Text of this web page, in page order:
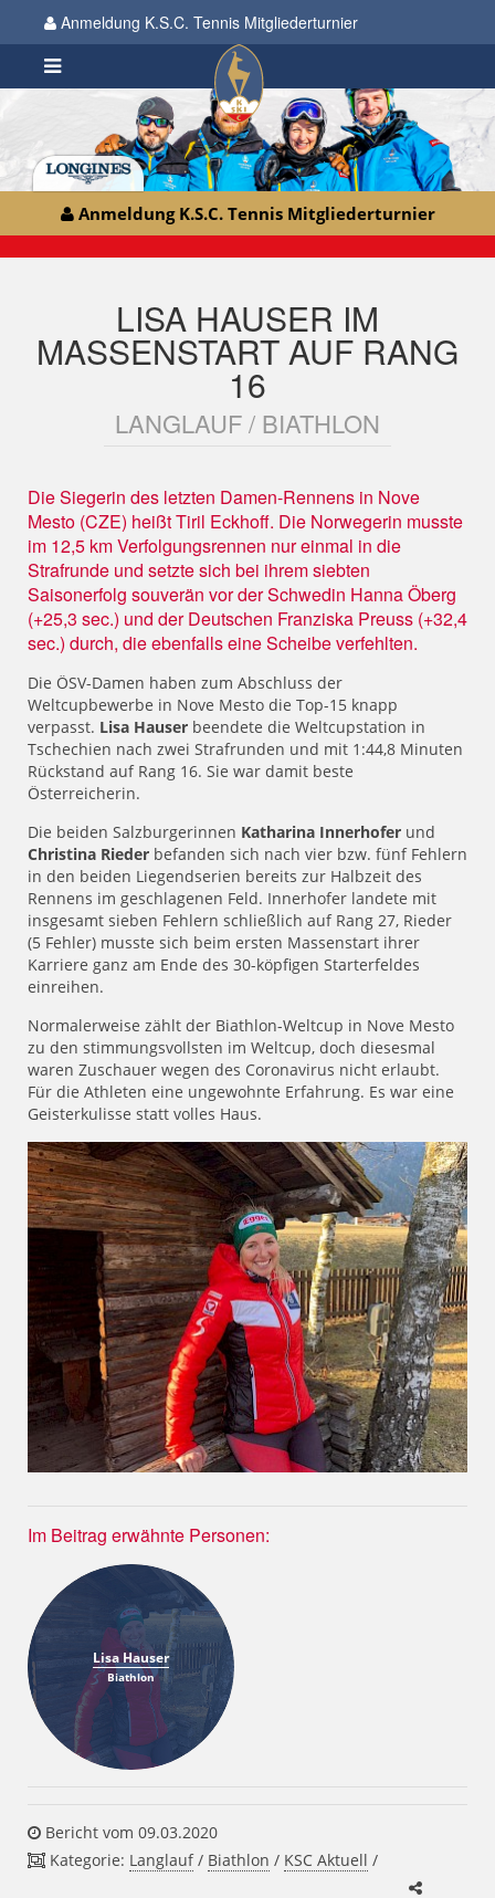
Anmeldung K.S.C. Tennis Mitgliederturnier
Anmeldung K.S.C. Tennis Mitgliederturnier
LISA HAUSER IM
MASSENSTART AUF RANG
16
LANGLAUF / BIATHLON
Die Siegerin des letzten Damen-Rennens in Nove
Mesto (CZE) heißt Tiril Eckhoff. Die Norwegerin musste
im 12,5 km Verfolgungsrennen nur einmal in die
Strafrunde und setzte sich bei ihrem siebten
Saisonerfolg souverän vor der Schwedin Hanna Öberg
(+25,3 sec.) und der Deutschen Franziska Preuss (+32,4
sec.) durch, die ebenfalls eine Scheibe verfehlten.
Die ÖSV-Damen haben zum Abschluss der
Weltcupbewerbe in Nove Mesto die Top-15 knapp
verpasst. Lisa Hauser beendete die Weltcupstation in
Tschechien nach zwei Strafrunden und mit 1:44,8 Minuten
Rückstand auf Rang 16. Sie war damit beste
Österreicherin.
Die beiden Salzburgerinnen Katharina Innerhofer und
Christina Rieder befanden sich nach vier bzw. fünf Fehlern
in den beiden Liegendserien bereits zur Halbzeit des
Rennens im geschlagenen Feld. Innerhofer landete mit
insgesamt sieben Fehlern schließlich auf Rang 27, Rieder
(5 Fehler) musste sich beim ersten Massenstart ihrer
Karriere ganz am Ende des 30-köpfigen Starterfeldes
einreihen.
Normalerweise zählt der Biathlon-Weltcup in Nove Mesto
zu den stimmungsvollsten im Weltcup, doch diesesmal
waren Zuschauer wegen des Coronavirus nicht erlaubt.
Für die Athleten eine ungewohnte Erfahrung. Es war eine
Geisterkulisse statt volles Haus.
Im Beitrag erwähnte Personen:
Lisa Hauser
Biathlon
Bericht vom 09.03.2020
Kategorie: Langlauf/ Biathlon / KSC Aktuell /